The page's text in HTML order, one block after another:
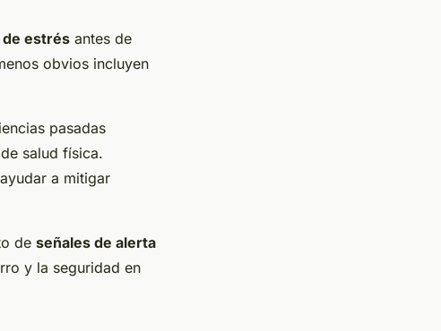
estrés antes de
obvios incluyen
pasadas
salud física.
a mitigar
de señales de alerta
y la seguridad en